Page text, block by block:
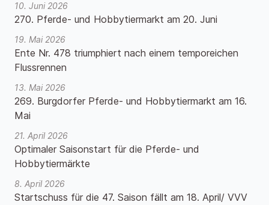
10. Juni 2026
270. Pferde- und Hobbytiermarkt am 20. Juni
19. Mai 2026
Ente Nr. 478 triumphiert nach einem temporeichen
Flussrennen
13. Mai 2026
269. Burgdorfer Pferde- und Hobbytiermarkt am 16.
Mai
21. April 2026
Optimaler Saisonstart für die Pferde- und
Hobbytiermärkte
8. April 2026
Startschuss für die 47. Saison fällt am 18. April/ VVV